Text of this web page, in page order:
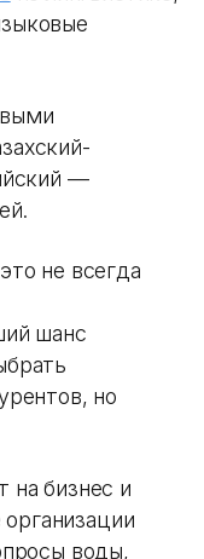
—
не всегда
шанс
но
на бизнес и
воды,